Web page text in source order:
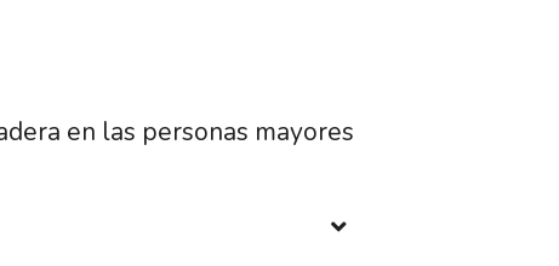
en las personas mayores